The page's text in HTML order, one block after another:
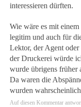
interessieren dürften.
Wie wäre es mit
legitim und auch für
Lektor, der Agent
der Druckerei würde
wurde übrigens früher
Da waren die
wurden
Auf diesen Kommentar